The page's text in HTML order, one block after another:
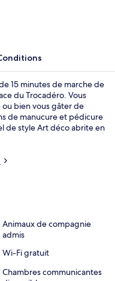
15 minutes de marche de
du Trocadéro. Vous
bien vous gâter de
de manucure et pédicure
de style Art déco abrite en
de métro Trocadéro, à
Animaux de compagnie
admis
Wi-Fi gratuit
Chambres communicantes